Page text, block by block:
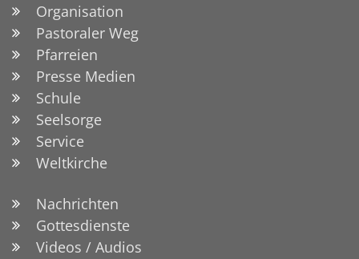
Organisation
Pastoraler Weg
Pfarreien
Presse Medien
Schule
Seelsorge
Service
Weltkirche
Nachrichten
Gottesdienste
Videos / Audios